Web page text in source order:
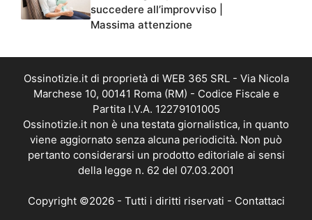
succedere all’improvviso |
Massima attenzione
Ossinotizie.it di proprietà di WEB 365 SRL - Via Nicola
Marchese 10, 00141 Roma (RM) - Codice Fiscale e
Partita I.V.A. 12279101005
Ossinotizie.it non è una testata giornalistica, in quanto
viene aggiornato senza alcuna periodicità. Non può
pertanto considerarsi un prodotto editoriale ai sensi
della legge n. 62 del 07.03.2001
Copyright ©2026 - Tutti i diritti riservati - Contattaci